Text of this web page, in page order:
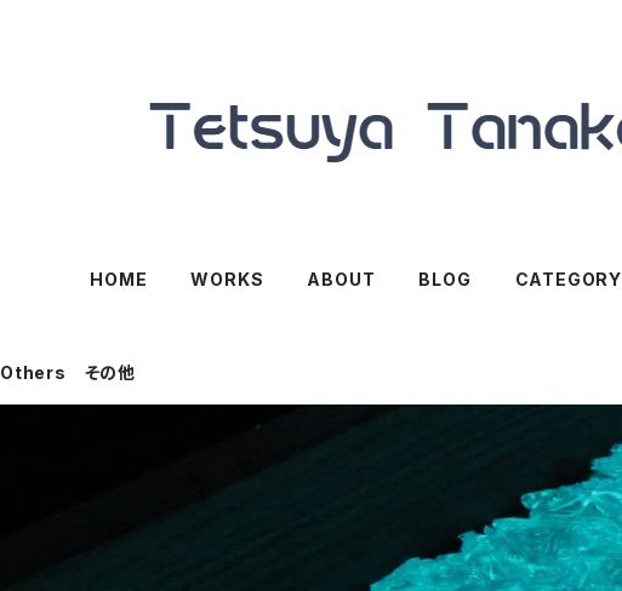
HOME WORKS ABOUT BLOG CATEGORY
Others その他